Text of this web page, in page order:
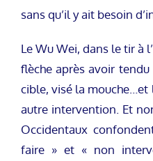
sans qu’il y ait besoin
Le Wu Wei, dans le tir à
flèche après avoir tendu
cible, visé la mouche…et
autre intervention. Et
Occidentaux
faire » et « non